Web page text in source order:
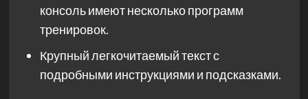
консоль имеют несколько программ
тренировок.
Крупный легкочитаемый текст с
подробными инструкциями и подсказками.